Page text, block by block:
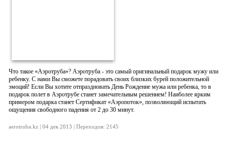
Что такое «Аэротруба»? Аэротруба - это самый оригинальный подарок мужу или
ребенку. С нами Вы сможете порадовать своих близких бурей положительной
эмоций! Если Вы хотите отпраздновать День Рождение мужа или ребенка, то в
подарок полет в Аэротрубе станет замечательным решением! Наиболее ярким
примером подарка станет Сертификат «Аэропоток», позволяющий испытать
ощущения свободного падения от 2 до 30 минут.
aerotruba.kz | 04 дек 2013 | Переходов: 2145